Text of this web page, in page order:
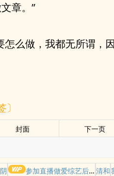
章。”
怎么做，我都无所谓，
〕
封面 下一页
参加直播做爱综艺后我火了(NPH) 清和